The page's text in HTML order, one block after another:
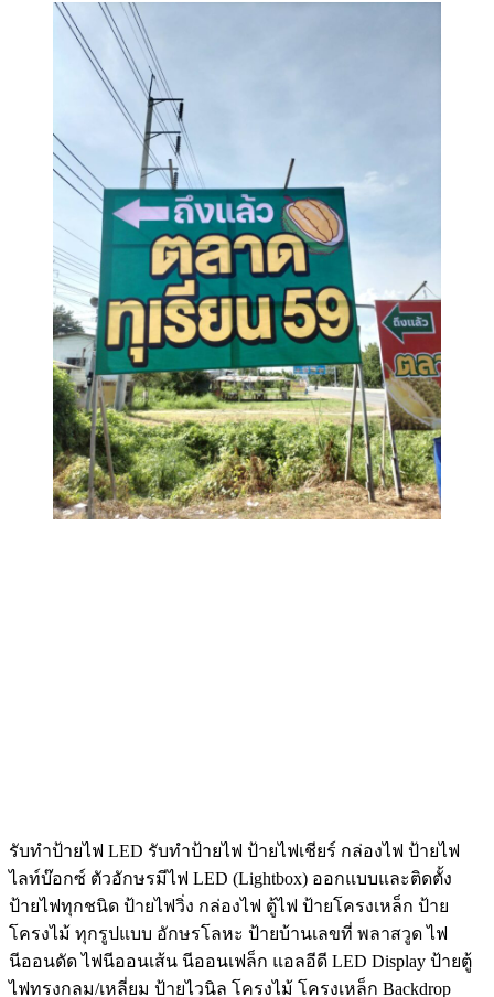
รับทําป้ายไฟ LED รับทำป้ายไฟ ป้ายไฟเชียร์ กล่องไฟ ป้ายไฟ
ไลท์บ๊อกซ์ ตัวอักษรมีไฟ LED (Lightbox) ออกแบบและติดตั้ง
ป้ายไฟทุกชนิด ป้ายไฟวิ่ง กล่องไฟ ตู้ไฟ ป้ายโครงเหล็ก ป้าย
โครงไม้ ทุกรูปแบบ อักษรโลหะ ป้ายบ้านเลขที่ พลาสวูด ไฟ
นีออนดัด ไฟนีออนเส้น นีออนเฟล็ก แอลอีดี LED Display ป้ายตู้
ไฟทรงกลม/เหลี่ยม ป้ายไวนิล โครงไม้ โครงเหล็ก Backdrop